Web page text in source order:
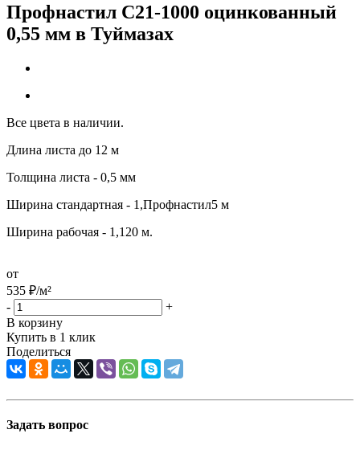
Профнастил С21-1000 оцинкованный
0,55 мм в Туймазах
Все цвета в наличии.
Длина листа до 12 м
Толщина листа - 0,5 мм
Ширина стандартная - 1,Профнастил5 м
Ширина рабочая - 1,120 м.
от
535 ₽/м²
-
+
В корзину
Купить в 1 клик
Поделиться
Задать вопрос